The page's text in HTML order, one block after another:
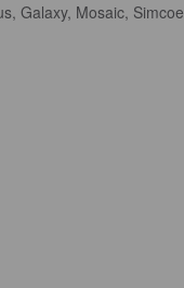
Galaxy, Mosaic, Simcoe